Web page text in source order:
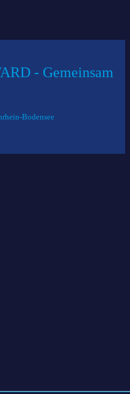
- Gemeinsam
Bodensee